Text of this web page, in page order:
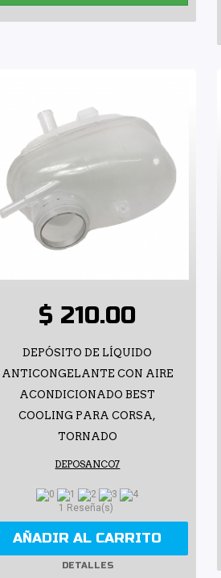
$ 210.00
DEPÓSITO DE LÍQUIDO
ANTICONGELANTE CON AIRE
ACONDICIONADO BEST
COOLING PARA CORSA,
TORNADO
DEPOSANCO7
1 Reseña(s)
AÑADIR AL CARRITO
DETALLES